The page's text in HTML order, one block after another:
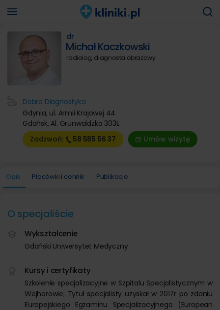
dr
Michał Kaczkowski
radiolog, diagnosta obrazowy
Dobra Diagnostyka
Gdynia, ul. Armii Krajowej 44
Gdańsk, Al. Grunwaldzka 303E
Zadzwoń:
58 585 56 37 Umów wizytę
Opis Placówki i cennik Publikacje
O specjaliście
Wykształcenie
Gdański Uniwersytet Medyczny
Kursy i certyfikaty
Szkolenie specjalizacyjne w Szpitalu Specjalistycznym w
Wejherowie; Tytuł specjalisty uzyskał w 2017r po zdaniu
Europejskiego Egzaminu Specjalizacyjnego (European